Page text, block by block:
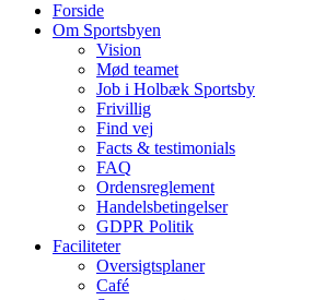
Forside
Om Sportsbyen
Vision
Mød teamet
Job i Holbæk Sportsby
Frivillig
Find vej
Facts & testimonials
FAQ
Ordensreglement
Handelsbetingelser
GDPR Politik
Faciliteter
Oversigtsplaner
Café